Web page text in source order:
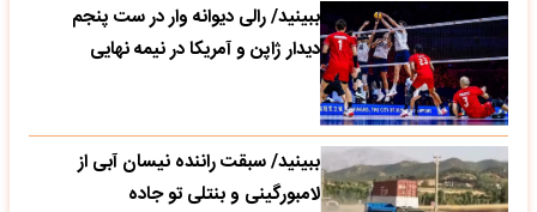
ببینید/ رالی دیوانه وار در ست پنجم
دیدار ژاپن و آمریکا در نیمه نهایی
ببینید/ سبقت راننده نیسان آبی از
لامبورگینی و بنتلی تو جاده